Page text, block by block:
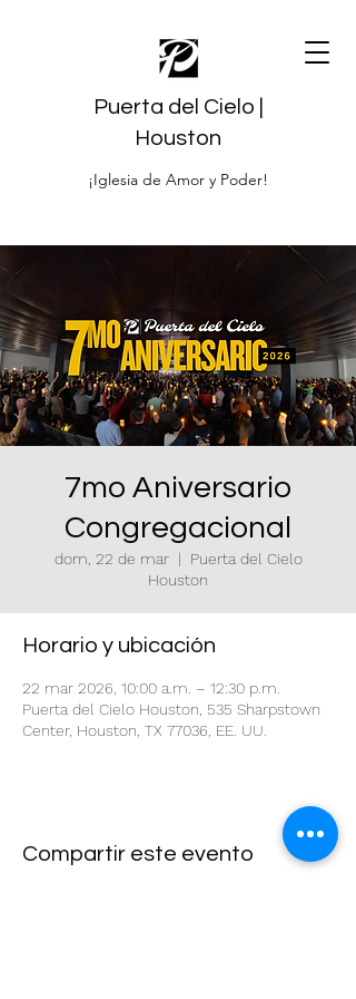
Puerta del Cielo |
Houston
¡Iglesia de Amor y Poder!
7mo Aniversario
Congregacional
dom, 22 de mar
  |
Puerta del Cielo
Houston
Horario y ubicación
22 mar 2026, 10:00 a.m. – 12:30 p.m.
Puerta del Cielo Houston, 535 Sharpstown
Center, Houston, TX 77036, EE. UU.
Compartir este evento